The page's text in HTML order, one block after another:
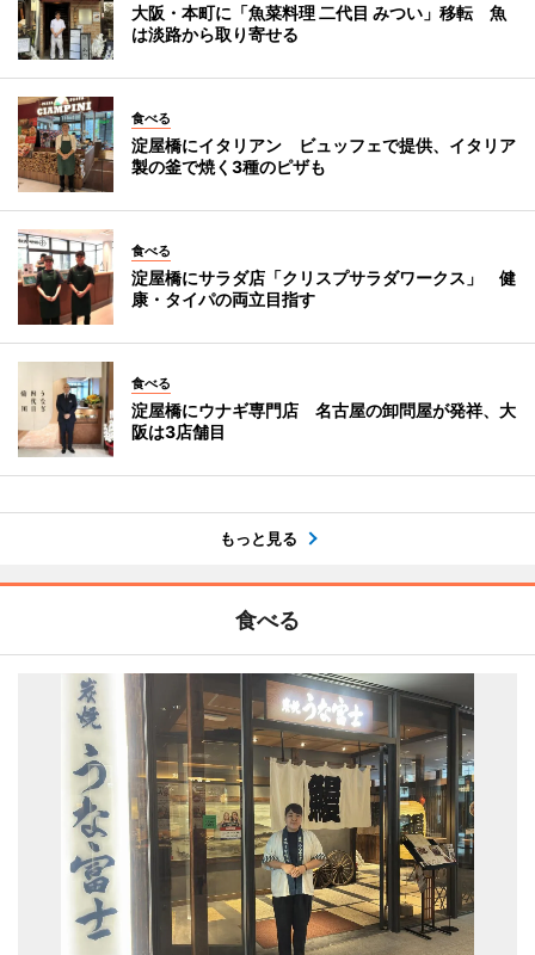
大阪・本町に「魚菜料理 二代目 みつい」移転 魚
は淡路から取り寄せる
食べる
淀屋橋にイタリアン ビュッフェで提供、イタリア
製の釜で焼く3種のピザも
食べる
淀屋橋にサラダ店「クリスプサラダワークス」 健
康・タイパの両立目指す
食べる
淀屋橋にウナギ専門店 名古屋の卸問屋が発祥、大
阪は3店舗目
もっと見る
食べる